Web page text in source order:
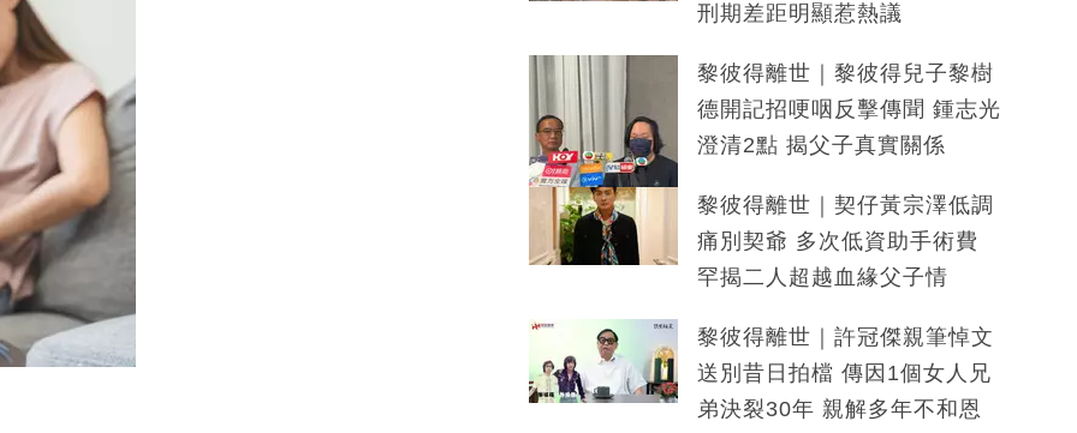
刑期差距明顯惹熱議
黎彼得離世｜黎彼得兒子黎樹
德開記招哽咽反擊傳聞 鍾志光
澄清2點 揭父子真實關係
黎彼得離世｜契仔黃宗澤低調
痛別契爺 多次低資助手術費
罕揭二人超越血緣父子情
黎彼得離世｜許冠傑親筆悼文
送別昔日拍檔 傳因1個女人兄
弟決裂30年 親解多年不和恩